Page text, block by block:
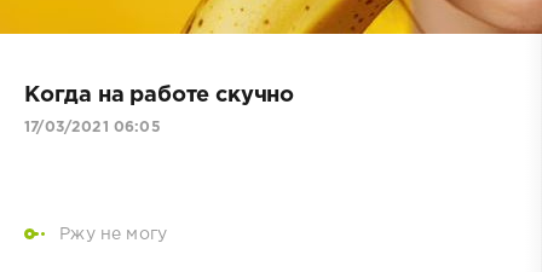
Когда на работе скучно
17/03/2021 06:05
Ржу не могу